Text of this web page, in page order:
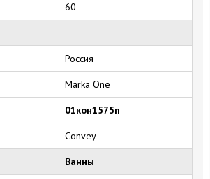
60
Россия
Marka One
01кон1575п
Convey
Ванны